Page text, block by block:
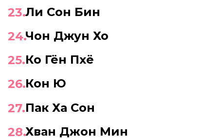
Ли Сон Бин
Чон Джун Хо
Ко Гён Пхё
Кон Ю
Пак Ха Сон
Хван Джон Мин